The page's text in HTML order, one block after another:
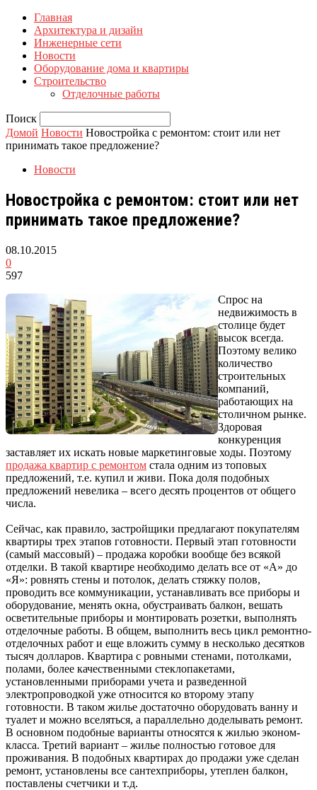
Главная
Архитектура и дизайн
Инженерные сети
Новости
Оборудование дома и квартиры
Строительство
Отделочные работы
Поиск
Домой Новости Новостройка с ремонтом: стоит или нет
принимать такое предложение?
Новости
Новостройка с ремонтом: стоит или нет
принимать такое предложение?
08.10.2015
0
597
Спрос на
недвижимость в
столице будет
высок всегда.
Поэтому велико
количество
строительных
компаний,
работающих на
столичном рынке.
Здоровая
конкуренция
заставляет их искать новые маркетинговые ходы. Поэтому
продажа квартир с ремонтом стала одним из топовых
предложений, т.е. купил и живи. Пока доля подобных
предложений невелика – всего десять процентов от общего
числа.
Сейчас, как правило, застройщики предлагают покупателям
квартиры трех этапов готовности. Первый этап готовности
(самый массовый) – продажа коробки вообще без всякой
отделки. В такой квартире необходимо делать все от «А» до
«Я»: ровнять стены и потолок, делать стяжку полов,
проводить все коммуникации, устанавливать все приборы и
оборудование, менять окна, обустраивать балкон, вешать
осветительные приборы и монтировать розетки, выполнять
отделочные работы. В общем, выполнить весь цикл ремонтно-
отделочных работ и еще вложить сумму в несколько десятков
тысяч долларов. Квартира с ровными стенами, потолками,
полами, более качественными стеклопакетами,
установленными приборами учета и разведенной
электропроводкой уже относится ко второму этапу
готовности. В таком жилье достаточно оборудовать ванну и
туалет и можно вселяться, а параллельно доделывать ремонт.
В основном подобные варианты относятся к жилью эконом-
класса. Третий вариант – жилье полностью готовое для
проживания. В подобных квартирах до продажи уже сделан
ремонт, установлены все сантехприборы, утеплен балкон,
поставлены счетчики и т.д.